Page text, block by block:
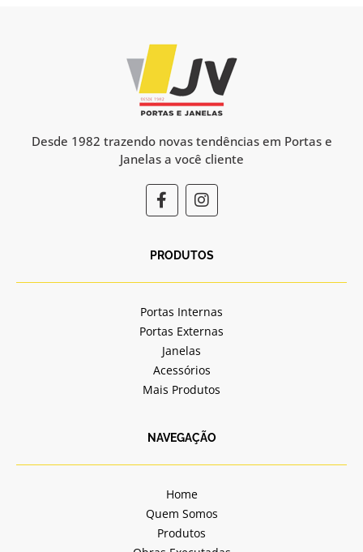
Desde 1982 trazendo novas tendências em Portas e
Janelas a você cliente
F
a
c
b
o
k
-
f
I
n
s
a
r
a
m
PRODUTOS
Portas Internas
Portas Externas
Janelas
Acessórios
Mais Produtos
NAVEGAÇÃO
Home
Quem Somos
Produtos